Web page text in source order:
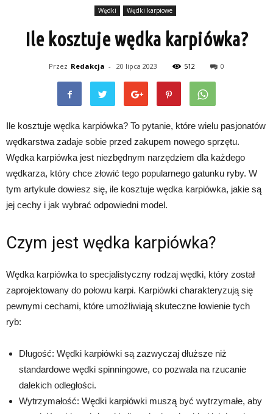
Wędki Wędki karpiowe
Ile kosztuje wędka karpiówka?
Przez Redakcja - 20 lipca 2023 512 0
Ile kosztuje wędka karpiówka? To pytanie, które wielu pasjonatów
wędkarstwa zadaje sobie przed zakupem nowego sprzętu.
Wędka karpiówka jest niezbędnym narzędziem dla każdego
wędkarza, który chce złowić tego popularnego gatunku ryby. W
tym artykule dowiesz się, ile kosztuje wędka karpiówka, jakie są
jej cechy i jak wybrać odpowiedni model.
Czym jest wędka karpiówka?
Wędka karpiówka to specjalistyczny rodzaj wędki, który został
zaprojektowany do połowu karpi. Karpiówki charakteryzują się
pewnymi cechami, które umożliwiają skuteczne łowienie tych
ryb:
Długość: Wędki karpiówki są zazwyczaj dłuższe niż
standardowe wędki spinningowe, co pozwala na rzucanie
dalekich odległości.
Wytrzymałość: Wędki karpiówki muszą być wytrzymałe, aby